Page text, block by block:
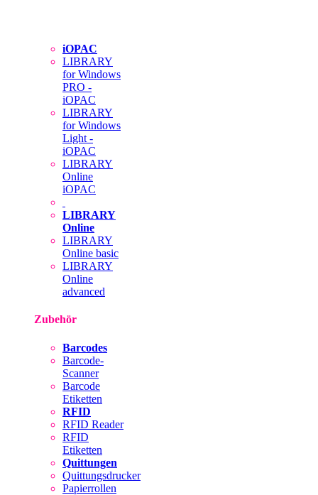
iOPAC
LIBRARY
for Windows
PRO -
iOPAC
LIBRARY
for Windows
Light -
iOPAC
LIBRARY
Online
iOPAC
LIBRARY
Online
LIBRARY
Online basic
LIBRARY
Online
advanced
Zubehör
Barcodes
Barcode-
Scanner
Barcode
Etiketten
RFID
RFID Reader
RFID
Etiketten
Quittungen
Quittungsdrucker
Papierrollen